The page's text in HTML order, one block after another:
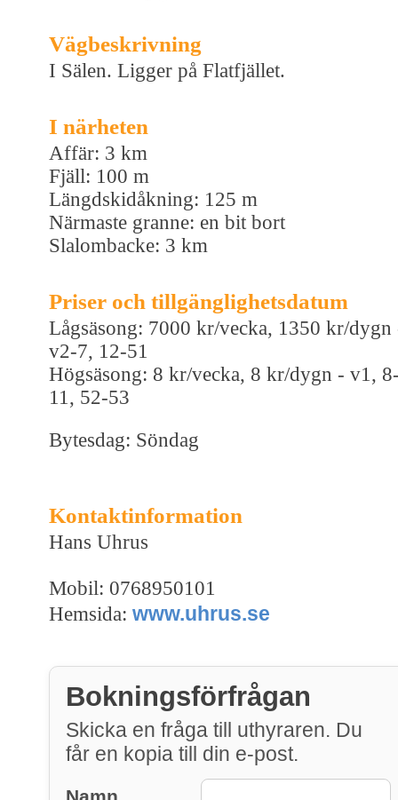
Vägbeskrivning
I Sälen. Ligger på Flatfjället.
I närheten
Affär: 3 km
Fjäll: 100 m
Längdskidåkning: 125 m
Närmaste granne: en bit bort
Slalombacke: 3 km
Priser och tillgänglighetsdatum
Lågsäsong: 7000 kr/vecka, 1350 kr/dygn
v2-7, 12-51
Högsäsong: 8 kr/vecka, 8 kr/dygn - v1,
11, 52-53
Bytesdag: Söndag
Kontaktinformation
Hans Uhrus
Mobil: 0768950101
Hemsida: www.uhrus.se
Bokningsförfrågan
Skicka en fråga till uthyraren. Du
får en kopia till din e-post.
Namn